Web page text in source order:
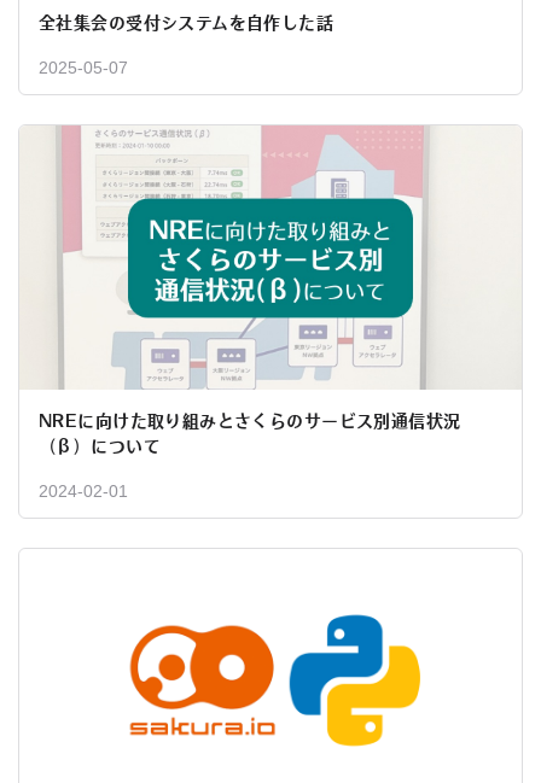
全社集会の受付システムを自作した話
2025-05-07
NREに向けた取り組みとさくらのサービス別通信状況
（β）について
2024-02-01